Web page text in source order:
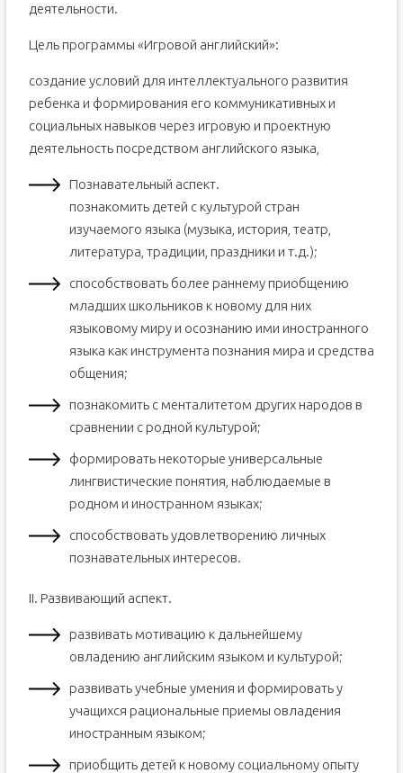
деятельности.
Цель программы «Игровой английский»:
создание условий для интеллектуального развития
ребенка и формирования его коммуникативных и
социальных навыков через игровую и проектную
деятельность посредством английского языка,
Познавательный аспект.
познакомить детей c культурой стран
изучаемого языка (музыка, история, театр,
литература, традиции, праздники и т.д.);
способствовать более раннему приобщению
младших школьников к новому для них
языковому миру и осознанию ими иностранного
языка как инструмента познания мира и средства
общения;
познакомить с менталитетом других народов в
сравнении с родной культурой;
формировать некоторые универсальные
лингвистические понятия, наблюдаемые в
родном и иностранном языках;
способствовать удовлетворению личных
познавательных интересов.
II. Развивающий аспект.
развивать мотивацию к дальнейшему
овладению английским языком и культурой;
развивать учебные умения и формировать у
учащихся рациональные приемы овладения
иностранным языком;
приобщить детей к новому социальному опыту